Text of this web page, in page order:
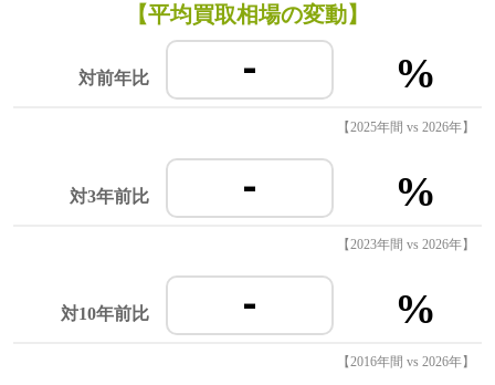
【平均買取相場の変動】
対前年比 - %
【2025年間 vs 2026年】
対3年前比 - %
【2023年間 vs 2026年】
対10年前比 - %
【2016年間 vs 2026年】